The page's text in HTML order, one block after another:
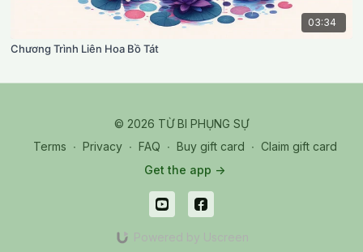
03:34
Chương Trình Liên Hoa Bồ Tát
© 2026 TỪ BI PHỤNG SỰ
Terms ∙ Privacy ∙ FAQ ∙ Buy gift card ∙ Claim gift card
Get the app ->
Powered by Uscreen